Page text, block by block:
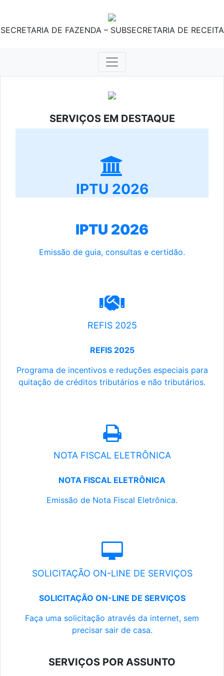
SECRETARIA DE FAZENDA – SUBSECRETARIA DE RECEITA
SERVIÇOS EM DESTAQUE
IPTU 2026
IPTU 2026
Emissão de guia, consultas e certidão.
REFIS 2025
REFIS 2025
Programa de incentivos e reduções especiais para
quitação de créditos tributários e não tributários.
NOTA FISCAL ELETRÔNICA
NOTA FISCAL ELETRÔNICA
Emissão de Nota Fiscal Eletrônica.
SOLICITAÇÃO ON-LINE DE SERVIÇOS
SOLICITAÇÃO ON-LINE DE SERVIÇOS
Faça uma solicitação através da internet, sem
precisar sair de casa.
SERVIÇOS POR ASSUNTO